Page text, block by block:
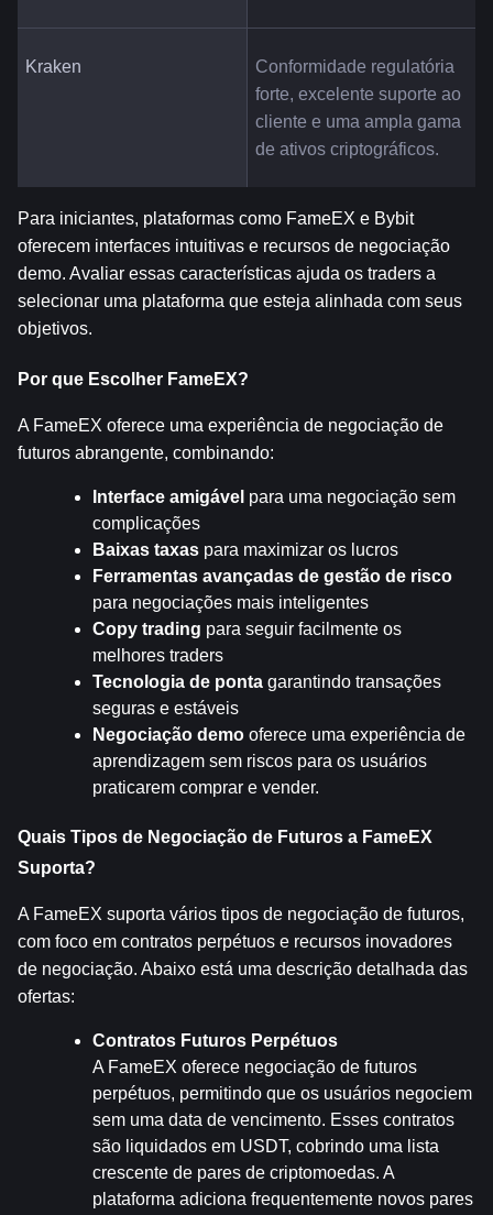
Kraken
Conformidade regulatória
forte, excelente suporte ao
cliente e uma ampla gama
de ativos criptográficos.
Para iniciantes, plataformas como FameEX e Bybit
oferecem interfaces intuitivas e recursos de negociação
demo. Avaliar essas características ajuda os traders a
selecionar uma plataforma que esteja alinhada com seus
objetivos.
Por que Escolher FameEX?
A FameEX oferece uma experiência de negociação de
futuros abrangente, combinando:
Interface amigável para uma negociação sem
complicações
Baixas taxas para maximizar os lucros
Ferramentas avançadas de gestão de risco
para negociações mais inteligentes
Copy trading para seguir facilmente os
melhores traders
Tecnologia de ponta garantindo transações
seguras e estáveis
Negociação demo oferece uma experiência de
aprendizagem sem riscos para os usuários
praticarem comprar e vender.
Quais Tipos de Negociação de Futuros a FameEX
Suporta?
A FameEX suporta vários tipos de negociação de futuros,
com foco em contratos perpétuos e recursos inovadores
de negociação. Abaixo está uma descrição detalhada das
ofertas:
Contratos Futuros Perpétuos
A FameEX oferece negociação de futuros
perpétuos, permitindo que os usuários negociem
sem uma data de vencimento. Esses contratos
são liquidados em USDT, cobrindo uma lista
crescente de pares de criptomoedas. A
plataforma adiciona frequentemente novos pares